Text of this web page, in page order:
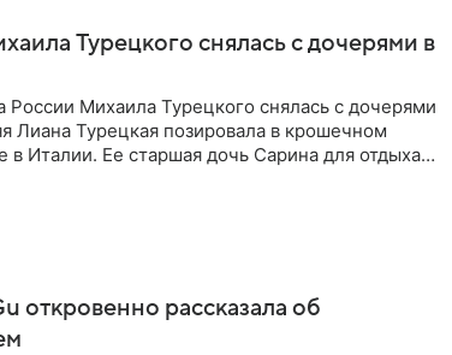
Турецкого снялась с дочерями в
России Михаила Турецкого снялась с дочерями
Лиана Турецкая позировала в крошечном
в Италии. Ее старшая дочь Сарина для отдыха
откровенно рассказала об